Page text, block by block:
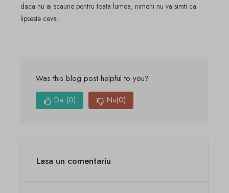
daca nu ai scaune pentru toata lumea, nimeni nu va simti ca
lipseste ceva.
Was this blog post helpful to you?
Da (0) Nu(0)
Lasa un comentariu